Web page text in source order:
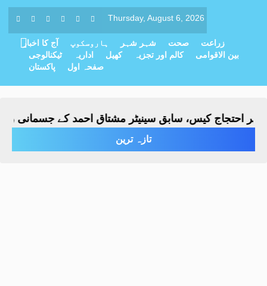
Thursday, August 6, 2026
آج کا اخبار ہاروسکوپ شہر شہر صحت
زراعت
ٹیکنالوجی
اداریہ کھیل کالم اور تجزیہ
بین الاقوامی
پاکستان
صفحہ اول
کیس، سابق سینیٹر مشتاق احمد کے جسمانی ریمانڈ میں 4 روز کی
تازہ ترین